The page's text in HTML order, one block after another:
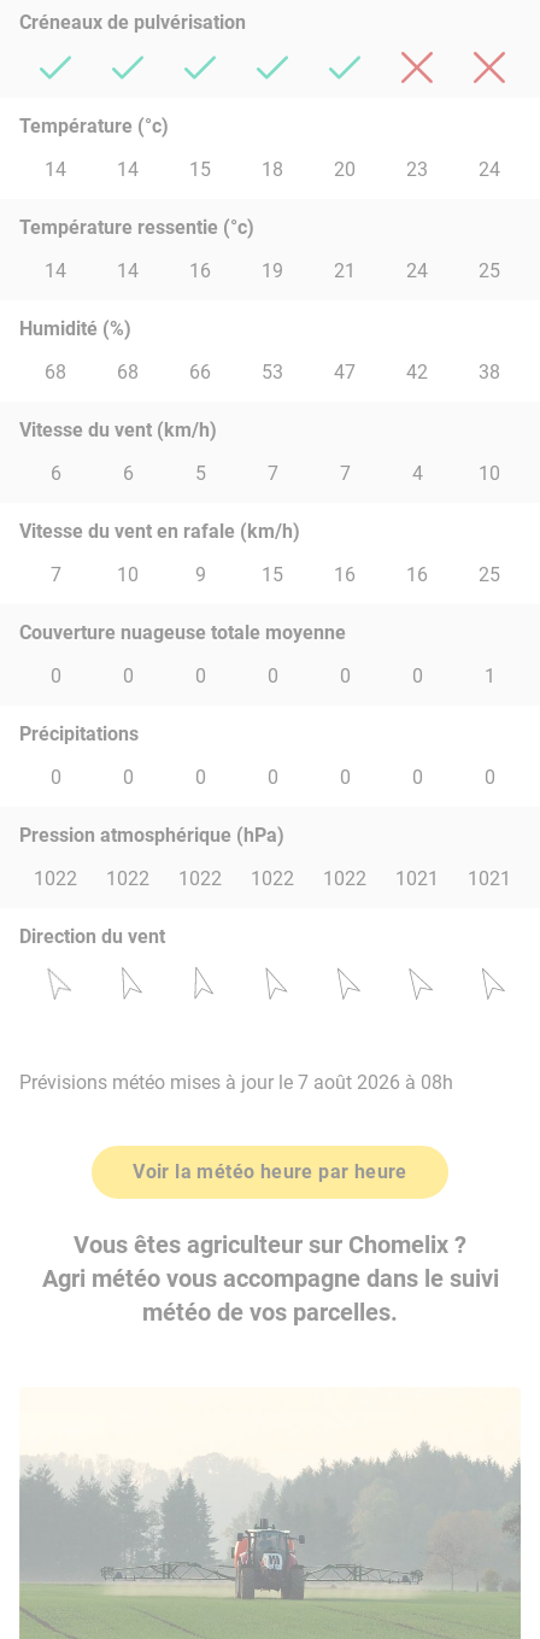
Créneaux de pulvérisation
Température (°c)
14
14 15 18 20 23 24
Température ressentie (°c)
14
14 16 19 21 24 25
Humidité (%)
68
68 66 53 47 42 38
Vitesse du vent (km/h)
6
6 5 7 7 4 10
Vitesse du vent en rafale (km/h)
7
10 9 15 16 16 25
Couverture nuageuse totale moyenne
0
0 0 0 0 0 1
Précipitations
0
0 0 0 0 0 0
Pression atmosphérique (hPa)
1022
1022 1022 1022 1022 1021 1021
Direction du vent
Prévisions météo mises à jour le 7 août 2026 à 08h
Voir la météo heure par heure
Vous êtes agriculteur sur Chomelix ?
Agri météo vous accompagne dans le suivi
météo de vos parcelles.